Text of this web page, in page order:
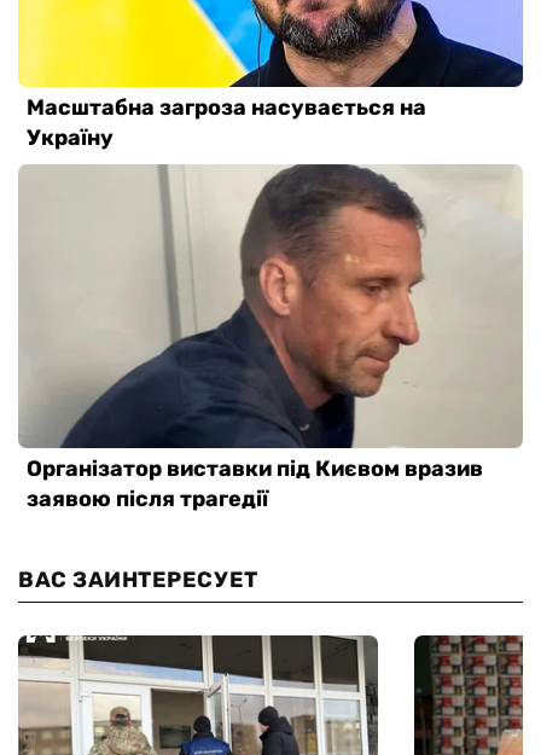
ВАС ЗАИНТЕРЕСУЕТ